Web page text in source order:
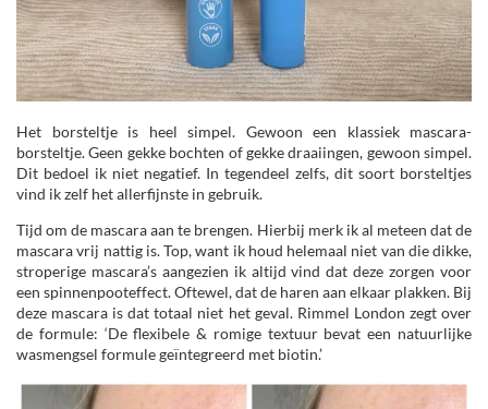
Het borsteltje is heel simpel. Gewoon een klassiek mascara-
borsteltje. Geen gekke bochten of gekke draaiingen, gewoon simpel.
Dit bedoel ik niet negatief. In tegendeel zelfs, dit soort borsteltjes
vind ik zelf het allerfijnste in gebruik.
Tijd om de mascara aan te brengen. Hierbij merk ik al meteen dat de
mascara vrij nattig is. Top, want ik houd helemaal niet van die dikke,
stroperige mascara’s aangezien ik altijd vind dat deze zorgen voor
een spinnenpooteffect. Oftewel, dat de haren aan elkaar plakken. Bij
deze mascara is dat totaal niet het geval. Rimmel London zegt over
de formule: ‘De flexibele & romige textuur bevat een natuurlijke
wasmengsel formule geïntegreerd met biotin.’